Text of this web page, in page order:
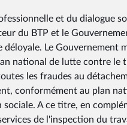
et du dialogue
du BTP et le
Le Gouvernement
national de lutte contre le
les fraudes au
conformément au plan
A ce titre, en
de l'inspection du